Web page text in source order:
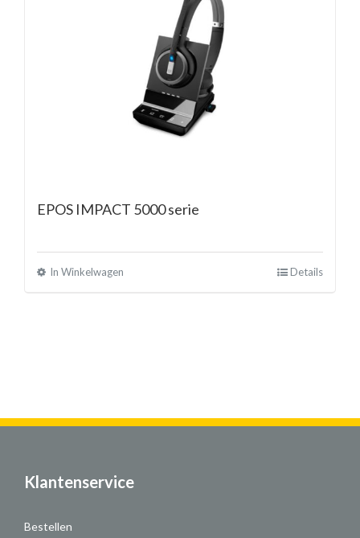
EPOS IMPACT 5000 serie
In Winkelwagen Details
Klantenservice
Bestellen